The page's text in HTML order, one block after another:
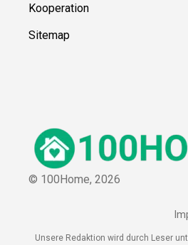
Kooperation
Sitemap
© 100Home, 2026
Unsere Redaktion wird durch Leser